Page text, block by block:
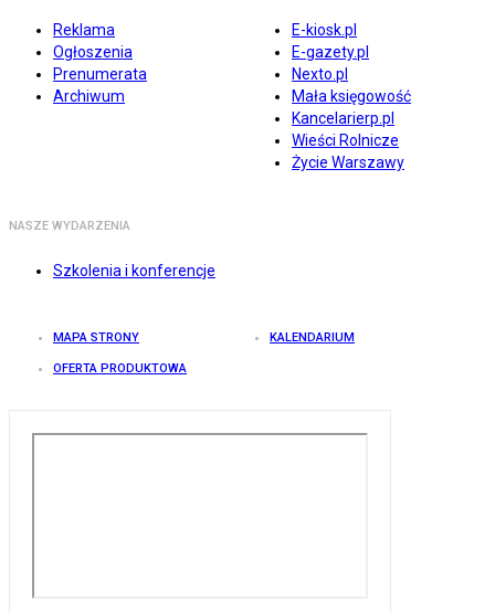
Reklama
Ogłoszenia
Prenumerata
Archiwum
E-kiosk.pl
E-gazety.pl
Nexto.pl
Mała księgowość
Kancelarierp.pl
Wieści Rolnicze
Życie Warszawy
NASZE WYDARZENIA
Szkolenia i konferencje
MAPA STRONY KALENDARIUM
OFERTA PRODUKTOWA